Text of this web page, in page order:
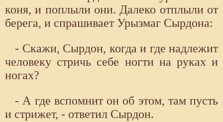
коня, и поплыли они. Далеко отплыли от
берега, и спрашивает Урызмаг Сырдона:
- Скажи, Сырдон, когда и где надлежит
человеку стричь себе ногти на руках и
ногах?
- А где вспомнит он об этом, там пусть
и стрижет, - ответил Сырдон.